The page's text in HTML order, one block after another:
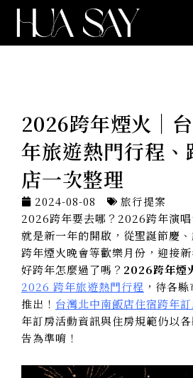
2026跨年煙火｜
年旅遊熱門行程、
店一次整理
2024-08-08
旅行提案
2026跨年要去哪？2026跨年演
就是新一年的開啟，從聖誕節慶
跨年煙火晚會等歡樂月份，迎接
好跨年怎麼過了嗎？ 2026跨年煙
2026 跨年旅遊熱門行程 ，待各
推出！ 台灣北中南飯店住宿跨年
年訂房活動資訊與住房規範仍以
告為準唷！